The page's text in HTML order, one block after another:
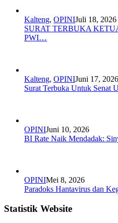
Kalteng, OPINIJuli 18, 2026
SURAT TERBUKA
PWI…
Kalteng, OPINIJuni 17, 2026
Surat Terbuka Untuk Senat
OPINIJuni 10, 2026
BI Rate Naik Mendadak:
OPINIMei 8, 2026
Paradoks Hantavirus dan
Statistik Website